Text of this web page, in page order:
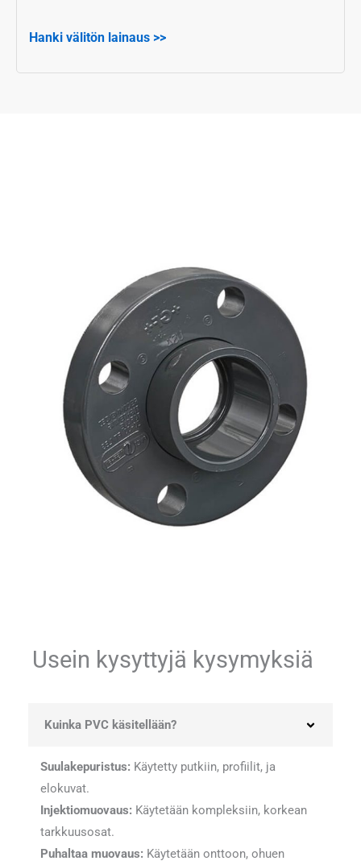
Hanki välitön lainaus >>
Usein kysyttyjä kysymyksiä
Kuinka PVC käsitellään?
Suulakepuristus: Käytetty putkiin, profiilit, ja
elokuvat.
Injektiomuovaus: Käytetään kompleksiin, korkean
tarkkuusosat.
Puhaltaa muovaus: Käytetään onttoon, ohuen